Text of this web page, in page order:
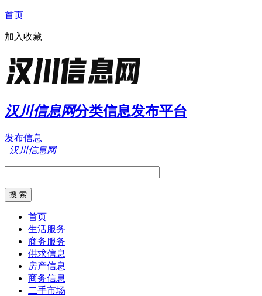
首页
加入收藏
汉川信息网分类信息发布平台
发布信息
汉川信息网
首页
生活服务
商务服务
供求信息
房产信息
商务信息
二手市场